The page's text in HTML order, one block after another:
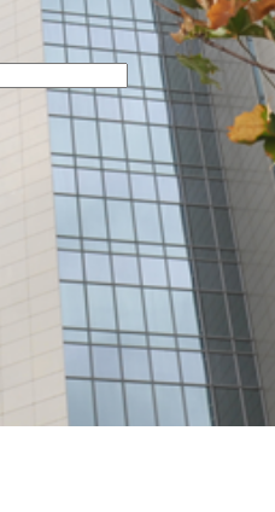
Площадь6418 м2
27 000 руб./м 2
Этаж
Ставка